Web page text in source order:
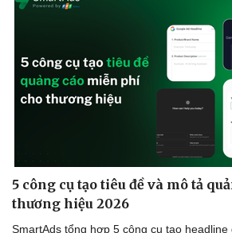
5 công cụ tạo tiêu đề và mô tả
thương hiệu 2026
SmartAds tổng hợp 5 công cụ tạo headline